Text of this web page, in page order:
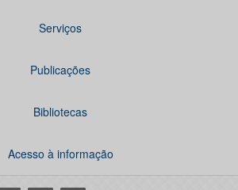
Serviços
Publicações
Bibliotecas
Acesso à informação